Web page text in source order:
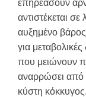
επηρεάσουν
αντιστέκεται
αυξημένο
για
που μειώνουν
αναρρώσει από
κύστη κόκκυγος.